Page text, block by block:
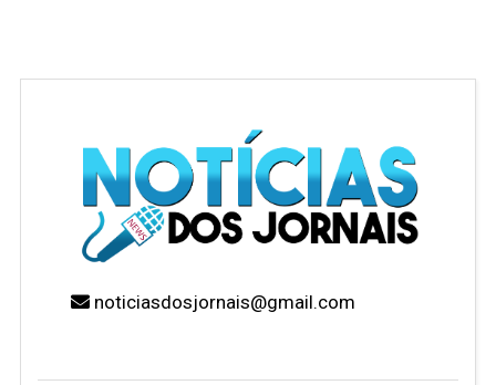
noticiasdosjornais@gmail.com